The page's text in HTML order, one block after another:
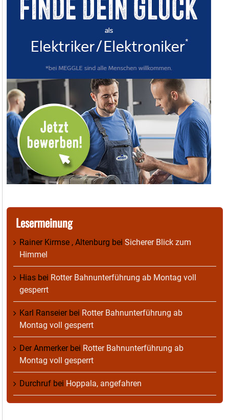
Lesermeinung
Rainer Kirmse , Altenburg bei Sicherer Blick zum
Himmel
Hias bei Rotter Bahnunterführung ab Montag voll
gesperrt
Karl Ranseierbei Rotter Bahnunterführung ab
Montag voll gesperrt
Der Anmerkerbei Rotter Bahnunterführung ab
Montag voll gesperrt
Durchruf bei Hoppala, angefahren